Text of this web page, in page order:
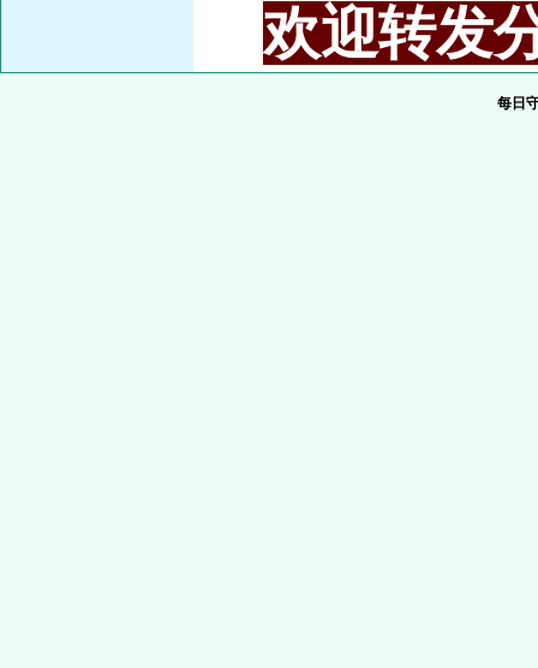
欢迎转发
每日